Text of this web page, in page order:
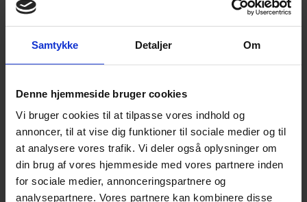
Samtykke Detaljer Om
Denne hjemmeside bruger cookies
Vi bruger cookies til at tilpasse vores indhold og
annoncer, til at vise dig funktioner til sociale medier og til
at analysere vores trafik. Vi deler også oplysninger om
din brug af vores hjemmeside med vores partnere inden
for sociale medier, annonceringspartnere og
analysepartnere. Vores partnere kan kombinere disse
Tilpasning af udbud
Udarbejde udbudsmateriale